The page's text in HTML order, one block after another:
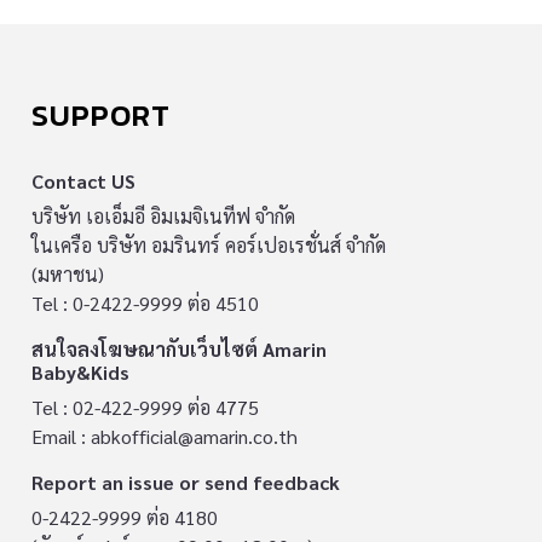
หัวใจล้มเหลว และรักษาการทำงานที่เกี่ยวกับตับ
ดำเข้าไปจะทำให้โพแทสเซียมลดลงมากยิ่งขึ้น จน
เกิดหัวใจอ่อนแอ ปวดหัวใจ และจังหวะการเต้นของ
หัวใจผิดปกติ” Dr. Aisling Hillick กล่าว 7.นม ควร
หลีกเลี่ยงการรับประทานนม – หากกำลังใช้ยา
รับประทานกับน้ำ 1-2 ชั่วโมงหลังจากรับประทาน
อาหาร เพราะอาหารจะสร้างความยุ่งยากในการดูด
ซึมยาเข้าสู่ร่างกาย โดยเฉพาะผลิตภัณฑ์ที่ทำจาก
ได้” Dr. Aisling Hillick กล่าว 8.ส้มโอ ควรหลีกเลี่ยง
SUPPORT
Contact US
บริษัท เอเอ็มอี อิมเมจิเนทีฟ จำกัด
ในเครือ บริษัท อมรินทร์ คอร์เปอเรชั่นส์ จำกัด
(มหาชน)
Tel : 0-2422-9999 ต่อ 4510
สนใจลงโฆษณากับเว็บไซต์ Amarin
Baby&Kids
Tel : 02-422-9999 ต่อ 4775
Email : abkofficial@amarin.co.th
Report an issue or send feedback
0-2422-9999 ต่อ 4180